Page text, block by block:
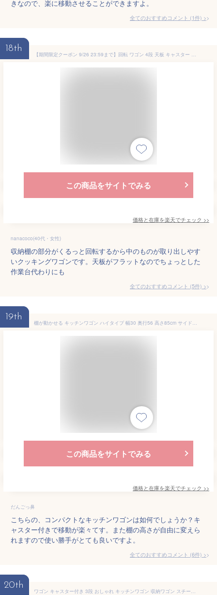
きなので、楽に移動させることができますよ。
全てのおすすめコメント (1件) >
18th
【期間限定クーポン 9/26 23:59まで】回転 ワゴン 4段 天板 キャスター 収納 省スペース 引き出し ラック マルチ トレイ シェルフ ラック 棚 整理 回転トレイワゴン リーネ Liine
この商品をサイトでみる
価格と在庫を楽天でチェック >>
nanacoco(40代・女性)
収納棚の部分がくるっと回転するから中のものが取り出しやす
いクッキングワゴンです。天板がフラットなのでちょっとした
作業台代わりにも
全てのおすすめコメント (5件) >
19th
棚が動かせる キッチンワゴン ハイタイプ 幅30 奥行56 高さ85cm サイドワゴン すきま収納 キッチン隙間収納 キッチンラック キッチン 収納 ストッカー キッチン収納 キャスター付き 山善 YAMAZEN 【送料無料】
この商品をサイトでみる
価格と在庫を楽天でチェック >>
だんごっ鼻
こちらの、コンパクトなキッチンワゴンは如何でしょうか？キ
ャスター付きで移動が楽々てす。また棚の高さが自由に変えら
れますので使い勝手がとても良いですよ。
全てのおすすめコメント (6件) >
20th
ワゴン キャスター付き 3段 おしゃれ キッチンワゴン 収納ワゴン スチールワゴン キッチン 洗面所 ランドリー 収納 ベビーワゴン 赤ちゃん おもちゃ おむつ バスケットトローリー 組み立て簡単 一人暮らし 新生活 KW-L001 *